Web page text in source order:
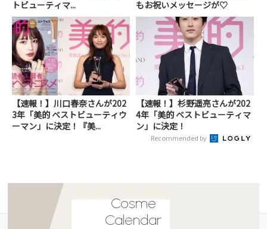
トビューティマ...
もお祝いメッセージが♡
【速報！】川口春奈さんが202
3年「美的 ベストビューティウ
ーマン」に決定！『美...
【速報！】杉野遥亮さんが202
4年「美的 ベストビューティマ
ン」に決定！
Recommended by
Cosme
Calendar